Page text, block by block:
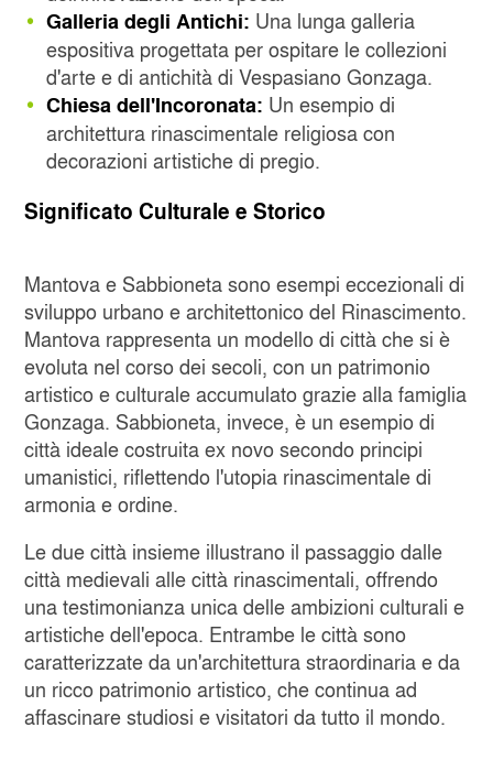
Galleria degli Antichi: Una lunga galleria
espositiva progettata per ospitare le collezioni
d'arte e di antichità di Vespasiano Gonzaga.
Chiesa dell'Incoronata: Un esempio di
architettura rinascimentale religiosa con
decorazioni artistiche di pregio.
Significato Culturale e Storico
Mantova e Sabbioneta sono esempi eccezionali di
sviluppo urbano e architettonico del Rinascimento.
Mantova rappresenta un modello di città che si è
evoluta nel corso dei secoli, con un patrimonio
artistico e culturale accumulato grazie alla famiglia
Gonzaga. Sabbioneta, invece, è un esempio di
città ideale costruita ex novo secondo principi
umanistici, riflettendo l'utopia rinascimentale di
armonia e ordine.
Le due città insieme illustrano il passaggio dalle
città medievali alle città rinascimentali, offrendo
una testimonianza unica delle ambizioni culturali e
artistiche dell'epoca. Entrambe le città sono
caratterizzate da un'architettura straordinaria e da
un ricco patrimonio artistico, che continua ad
affascinare studiosi e visitatori da tutto il mondo.